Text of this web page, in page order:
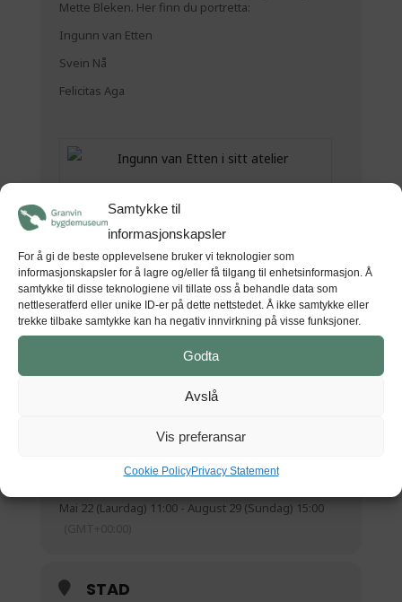
Samtykke til
informasjonskapsler
For å gi de beste opplevelsene bruker vi teknologier som
informasjonskapsler for å lagre og/eller få tilgang til enhetsinformasjon. Å
samtykke til disse teknologiene vil tillate oss å behandle data som
nettleseratferd eller unike ID-er på dette nettstedet. Å ikke samtykke eller
trekke tilbake samtykke kan ha negativ innvirkning på visse funksjoner.
Godta
Avslå
Vis preferansar
Cookie PolicyPrivacy Statement
Mette Bleken. Her finn du portretta:
Ingunn van Etten
Svein Nå
Felicitas Aga
Concellion.
Svein Nå foran eit av arbeida sine. Foto: Mette
Bleken/HF.
Mai 22 (Laurdag) 11:00 - August 29 (Sundag) 15:00
STAD